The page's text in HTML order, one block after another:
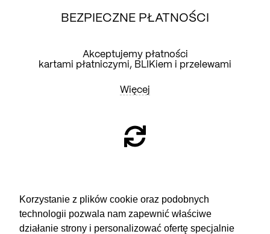
Korzystanie z plików cookie oraz podobnych
technologii pozwala nam zapewnić właściwe
działanie strony i personalizować ofertę specjalnie
BEZPIECZNE PŁATNOŚCI
Akceptujemy płatności
kartami płatniczymi, BLIKiem i przelewami
Więcej
Masz 14 dni na podjęcie
decyzji i spokojne rozważenie zakupu.